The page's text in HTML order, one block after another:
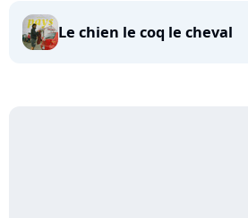
Le chien le coq le cheval